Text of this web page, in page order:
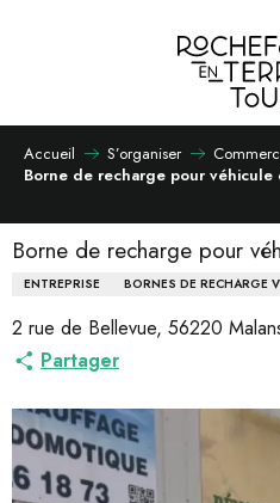
Accueil S’organiser
Borne de recharge pour véhicule
Borne de recharge pour
ENTREPRISE BORNES DE RECHARGE
2 rue de Bellevue, 56220
Partager